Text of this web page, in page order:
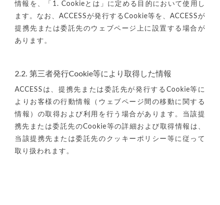
情報を、「1. Cookieとは」に定める目的において使用し
ます。なお、ACCESSが発行するCookie等を、ACCESSが
提携先または委託先のウェブページ上に設置する場合が
あります。
2.2. 第三者発行Cookie等により取得した情報
ACCESSは、提携先または委託先が発行するCookie等に
よりお客様の行動情報（ウェブページ間の移動に関する
情報）の取得および利用を行う場合があります。当該提
携先または委託先のCookie等の詳細および取得情報は、
当該提携先または委託先のクッキーポリシー等に従って
取り扱われます。